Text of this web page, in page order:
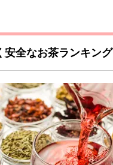
安全なお茶ランキング